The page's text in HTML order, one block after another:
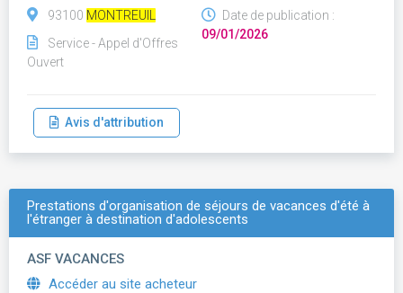
93100 MONTREUIL
Service - Appel d'Offres
Ouvert
Date de publication :
09/01/2026
Avis d'attribution
Prestations d'organisation de séjours de vacances d'été à
l'étranger à destination d'adolescents
ASF VACANCES
Accéder au site acheteur